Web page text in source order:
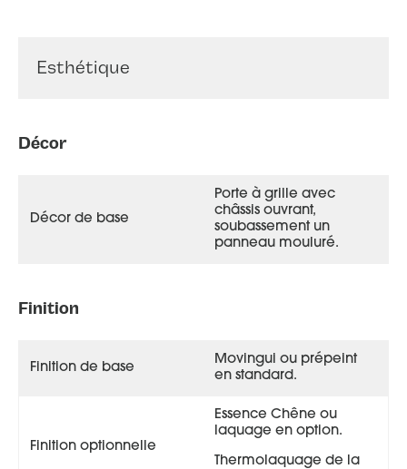
Esthétique
Décor
Décor de base
Porte à grille avec
châssis ouvrant,
soubassement un
panneau mouluré.
Finition
Finition de base
Movingui ou prépeint
en standard.
Finition optionnelle
Essence Chêne ou
laquage en option.
Thermolaquage de la